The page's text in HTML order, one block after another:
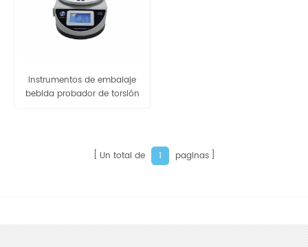
Instrumentos de embalaje
bebida probador de torsión
Un total de 1 paginas